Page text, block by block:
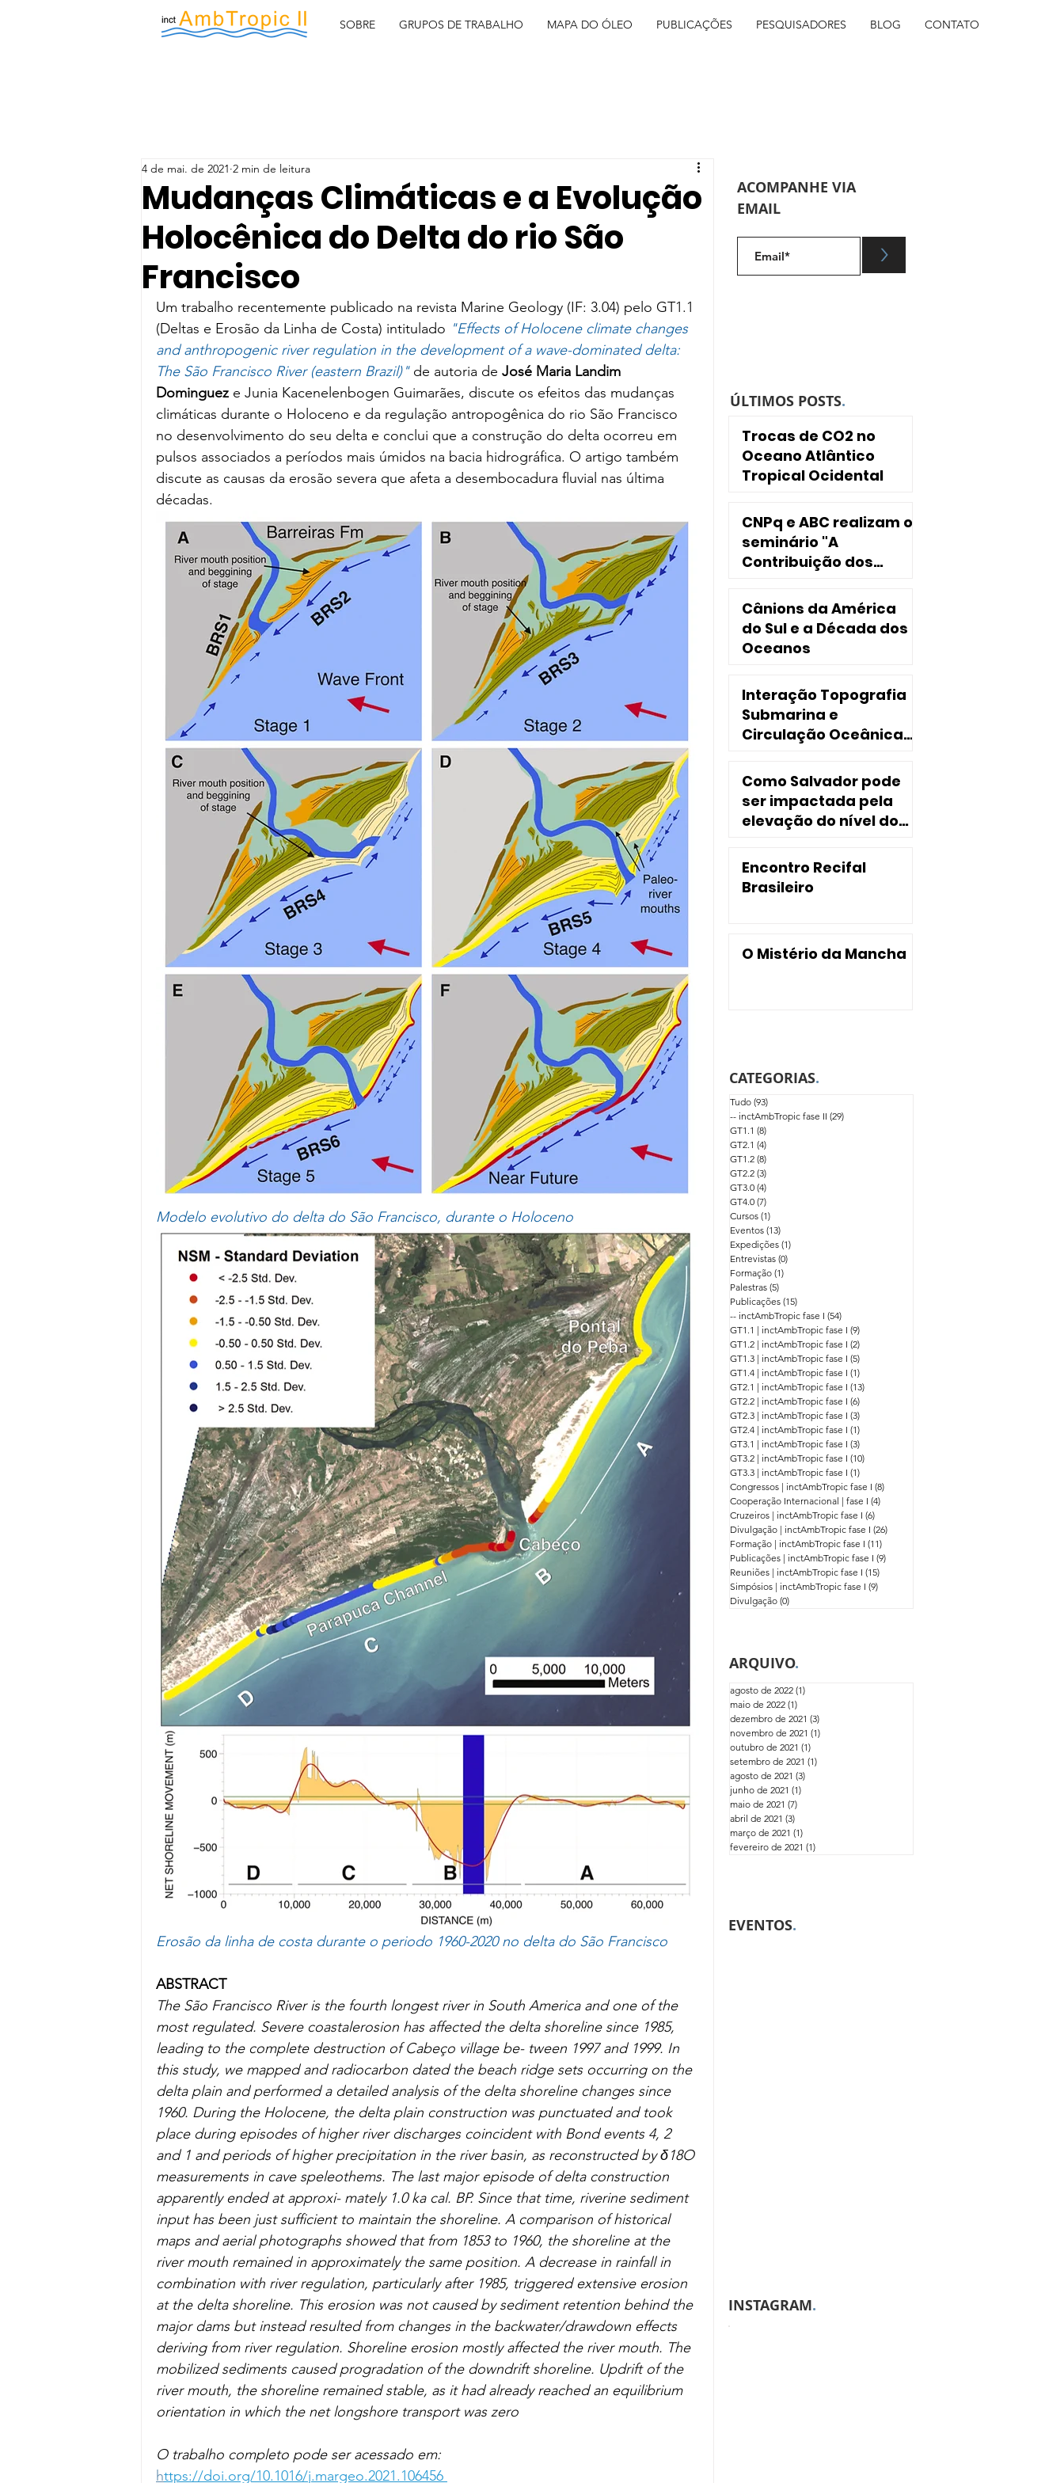
SOBRE GRUPOS DE TRABALHO MAPA DO ÓLEO PUBLICAÇÕES PESQUISADORES BLOG CONTATO
Mudanças Climáticas e a Evolução
Holocênica do Delta do rio São
Francisco
4 de mai. de 2021 2 min de leitura
Um trabalho recentemente publicado na revista Marine Geology (IF: 3.04) pelo GT1.1
(Deltas e Erosão da Linha de Costa) intitulado "Effects of Holocene climate changes
and anthropogenic river regulation in the development of a wave-dominated delta:
The São Francisco River (eastern Brazil)" de autoria de José Maria Landim
Dominguez e Junia Kacenelenbogen Guimarães, discute os efeitos das mudanças
climáticas durante o Holoceno e da regulação antropogênica do rio São Francisco
no desenvolvimento do seu delta e conclui que a construção do delta ocorreu em
pulsos associados a períodos mais úmidos na bacia hidrográfica. O artigo também
discute as causas da erosão severa que afeta a desembocadura fluvial nas última
décadas.
Modelo evolutivo do delta do São Francisco, durante o Holoceno
Erosão da linha de costa durante o periodo 1960-2020 no delta do São Francisco
ABSTRACT
The São Francisco River is the fourth longest river in South America and one of the
most regulated. Severe coastalerosion has affected the delta shoreline since 1985,
leading to the complete destruction of Cabeço village be- tween 1997 and 1999. In
this study, we mapped and radiocarbon dated the beach ridge sets occurring on the
delta plain and performed a detailed analysis of the delta shoreline changes since
1960. During the Holocene, the delta plain construction was punctuated and took
place during episodes of higher river discharges coincident with Bond events 4, 2
and 1 and periods of higher precipitation in the river basin, as reconstructed by δ18O
measurements in cave speleothems. The last major episode of delta construction
apparently ended at approxi- mately 1.0 ka cal. BP. Since that time, riverine sediment
input has been just sufficient to maintain the shoreline. A comparison of historical
maps and aerial photographs showed that from 1853 to 1960, the shoreline at the
river mouth remained in approximately the same position. A decrease in rainfall in
combination with river regulation, particularly after 1985, triggered extensive erosion
at the delta shoreline. This erosion was not caused by sediment retention behind the
major dams but instead resulted from changes in the backwater/drawdown effects
deriving from river regulation. Shoreline erosion mostly affected the river mouth. The
mobilized sediments caused progradation of the downdrift shoreline. Updrift of the
river mouth, the shoreline remained stable, as it had already reached an equilibrium
orientation in which the net longshore transport was zero
O trabalho completo pode ser acessado em:
https://doi.org/10.1016/j.margeo.2021.106456
ACOMPANHE VIA
EMAIL
>
ÚLTIMOS POSTS.
Trocas de CO2 no
Oceano Atlântico
Tropical Ocidental
CNPq e ABC realizam o
seminário "A
Contribuição dos
Sociedade"
Cânions da América
do Sul e a Década dos
Oceanos
Interação Topografia
Submarina e
Circulação Oceânica
Como Salvador pode
ser impactada pela
elevação do nível do
Encontro Recifal
Brasileiro
O Mistério da Mancha
CATEGORIAS.
Tudo (93)
-- inctAmbTropic fase II (29)
GT1.1 (8)
GT2.1 (4)
GT1.2 (8)
GT2.2 (3)
GT3.0 (4)
GT4.0 (7)
Cursos (1)
Eventos (13)
Expedições (1)
Entrevistas (0)
Formação (1)
Palestras (5)
Publicações (15)
-- inctAmbTropic fase I (54)
GT1.1 | inctAmbTropic fase I (9)
GT1.2 | inctAmbTropic fase I (2)
GT1.3 | inctAmbTropic fase I (5)
GT1.4 | inctAmbTropic fase I (1)
GT2.1 | inctAmbTropic fase I (13)
GT2.2 | inctAmbTropic fase I (6)
GT2.3 | inctAmbTropic fase I (3)
GT2.4 | inctAmbTropic fase I (1)
GT3.1 | inctAmbTropic fase I (3)
GT3.2 | inctAmbTropic fase I (10)
GT3.3 | inctAmbTropic fase I (1)
Congressos | inctAmbTropic fase I (8)
Cooperação Internacional | fase I (4)
Cruzeiros | inctAmbTropic fase I (6)
Divulgação | inctAmbTropic fase I (26)
Formação | inctAmbTropic fase I (11)
Publicações | inctAmbTropic fase I (9)
Reuniões | inctAmbTropic fase I (15)
Simpósios | inctAmbTropic fase I (9)
Divulgação (0)
EVENTOS.
ARQUIVO.
agosto de 2022 (1)
maio de 2022 (1)
dezembro de 2021 (3)
novembro de 2021 (1)
outubro de 2021 (1)
setembro de 2021 (1)
agosto de 2021 (3)
junho de 2021 (1)
maio de 2021 (7)
abril de 2021 (3)
março de 2021 (1)
fevereiro de 2021 (1)
INSTAGRAM.